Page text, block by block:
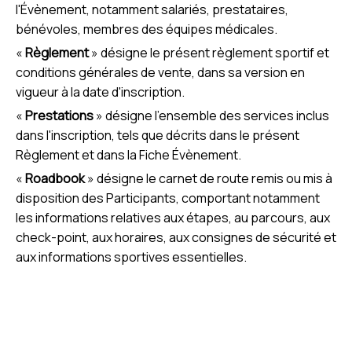
l'Évènement, notamment salariés, prestataires,
bénévoles, membres des équipes médicales.
«Règlement» désigne le présent règlement sportif et
conditions générales de vente, dans sa version en
vigueur à la date d'inscription.
«Prestations» désigne l'ensemble des services inclus
dans l'inscription, tels que décrits dans le présent
Règlement et dans la Fiche Évènement.
«Roadbook» désigne le carnet de route remis ou mis à
disposition des Participants, comportant notamment
les informations relatives aux étapes, au parcours, aux
check-point, aux horaires, aux consignes de sécurité et
aux informations sportives essentielles.